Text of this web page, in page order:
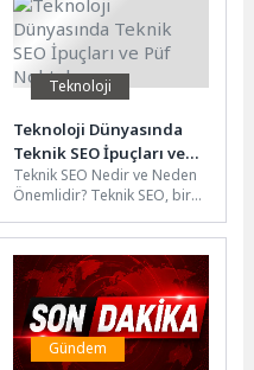
Teknoloji
Teknoloji Dünyasında
Teknik SEO İpuçları ve
Püf Noktaları
Teknik SEO Nedir ve Neden
Önemlidir? Teknik SEO, bir
teknik özelliklerinin...
Gündem